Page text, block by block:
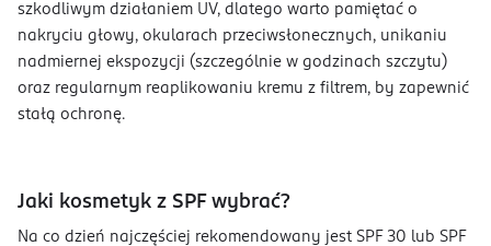
szkodliwym działaniem UV, dlatego warto pamiętać o
nakryciu głowy, okularach przeciwsłonecznych, unikaniu
nadmiernej ekspozycji (szczególnie w godzinach szczytu)
oraz regularnym reaplikowaniu kremu z filtrem, by zapewnić
stałą ochronę.
Jaki kosmetyk z SPF wybrać?
Na co dzień najczęściej rekomendowany jest SPF 30 lub SPF